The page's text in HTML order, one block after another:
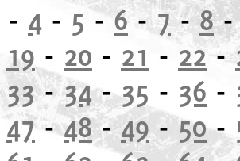
- 4 - 5-6-7-8
19 - 20 - 21 - 22 -
33-34-35 - 36 -
47-48-49 -50-